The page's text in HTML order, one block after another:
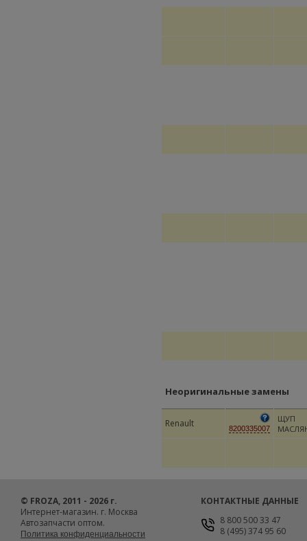
Неоригинальные замены
Renault 8200335007
ЩУП
© FROZA, 2011 - 2026 г.
Интернет-магазин. г. Москва
Автозапчасти оптом.
Политика конфиденциальности
КОНТАКТНЫЕ ДАННЫЕ
8 800 500 33 47
8 (495) 374 95 60